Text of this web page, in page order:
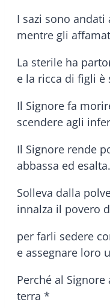
I sazi sono
mentre gli
La sterile ha
e la ricca di figli è
Il Signore fa
scendere agli
Il Signore rende
abbassa ed esalta.
Solleva dalla
innalza il povero
per farli sedere
e assegnare loro
Perché al
terra *